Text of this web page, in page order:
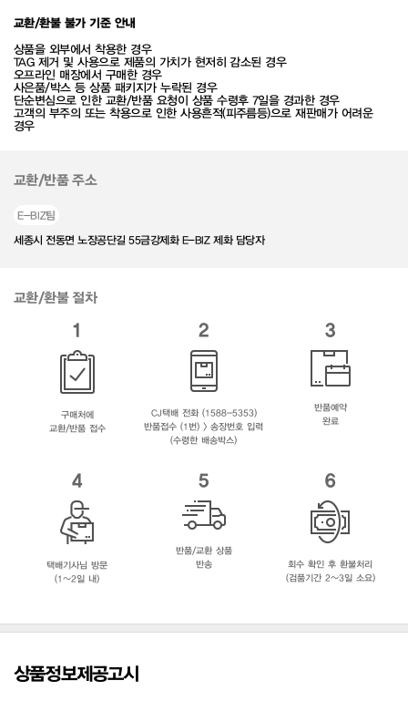
교환/환불 불가 기준 안내
상품을 외부에서 착용한 경우
TAG 제거 및 사용으로 제품의 가치가 현저히 감소된 경우
오프라인 매장에서 구매한 경우
사은품/박스 등 상품 패키지가 누락된 경우
단순변심으로 인한 교환/반품 요청이 상품 수령후 7일을 경과한 경우
고객의 부주의 또는 착용으로 인한 사용흔적(피주름등)으로 재판매가 어려운
경우
교환/반품 주소
E-BIZ팀
세종시 전동면 노장공단길 55금강제화 E-BIZ 제화 담당자
교환/환불 절차
1
구매처에
교환/반품 접수
2
CJ택배 전화 (1588-5353)
반품접수 (1번) > 송장번호 입력
(수령한 배송박스)
3
반품예약
완료
4
택배기사님 방문
(1~2일 내)
5
반품/교환 상품
반송
6
회수 확인 후 환불처리
(검품기간 2~3일 소요)
상품정보제공고시